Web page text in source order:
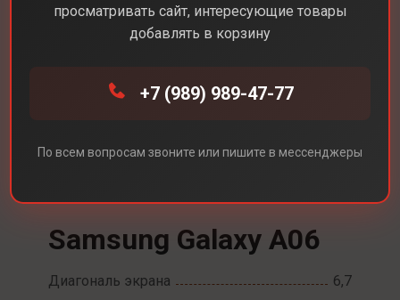
Samsung Galaxy A06
Диагональ экрана
6,7
просматривать сайт, интересующие товары
добавлять в корзину
+7 (989) 989-47-77
По всем вопросам звоните или пишите в мессенджеры